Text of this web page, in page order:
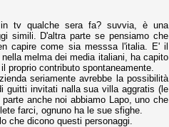
in tv qualche sera fa? suvvia, è una
simili. D'altra parte se pensiamo che
capire come sia messsa l'italia. E' il
melma dei media italiani, ha capito
proprio contributo spontaneamente.
seriamente avrebbe la possibilità
guitti invitati nalla sua villa aggratis (le
anche noi abbiamo Lapo, uno che
farci, ognuno ha le sue sfighe.
che dicono questi personaggi.
in
6.
Ci
ci sono